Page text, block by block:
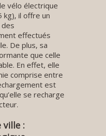
vélo électrique
kg), il offre un
effectués
De plus, sa
que celle
En effet, elle
comprise entre
est
se recharge
ville :